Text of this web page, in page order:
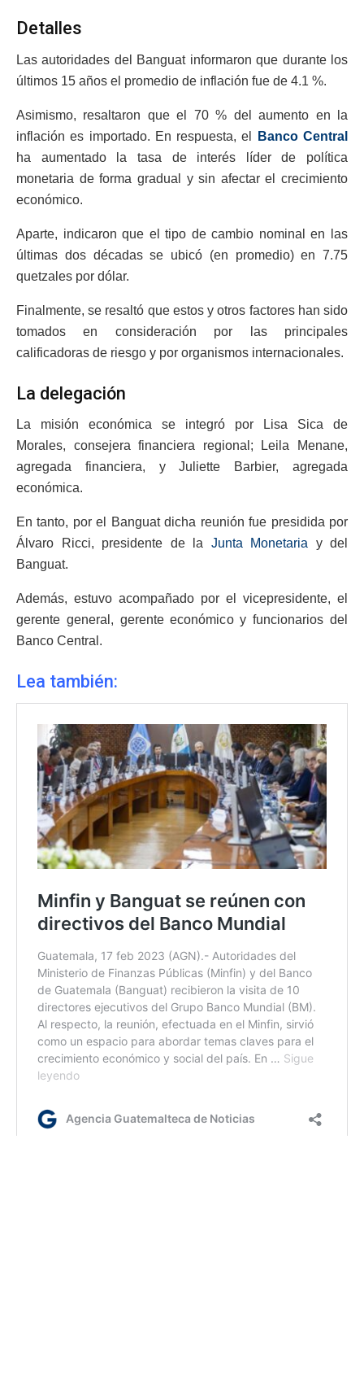
Detalles
Las autoridades del Banguat informaron que durante los
últimos 15 años el promedio de inflación fue de 4.1 %.
Asimismo, resaltaron que el 70 % del aumento en la
inflación es importado. En respuesta, el
Banco Central
ha aumentado la tasa de interés líder de política
monetaria de forma gradual y sin afectar el crecimiento
económico.
Aparte, indicaron que el tipo de cambio nominal en las
últimas dos décadas se ubicó (en promedio) en 7.75
quetzales por dólar.
Finalmente, se resaltó que estos y otros factores han sido
tomados en consideración por las principales
calificadoras de riesgo y por organismos internacionales.
La delegación
La misión económica se integró por Lisa Sica de
Morales, consejera financiera regional; Leila Menane,
agregada financiera, y Juliette Barbier, agregada
económica.
En tanto, por el Banguat dicha reunión fue presidida por
Álvaro Ricci, presidente de la Junta Monetaria y del
Banguat.
Además, estuvo acompañado por el vicepresidente, el
gerente general, gerente económico y funcionarios del
Banco Central.
Lea también: